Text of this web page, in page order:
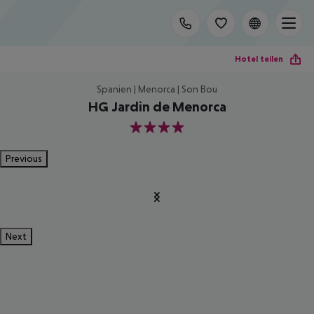
Hotel teilen
Spanien | Menorca | Son Bou
HG Jardin de Menorca
4
Previous
Next